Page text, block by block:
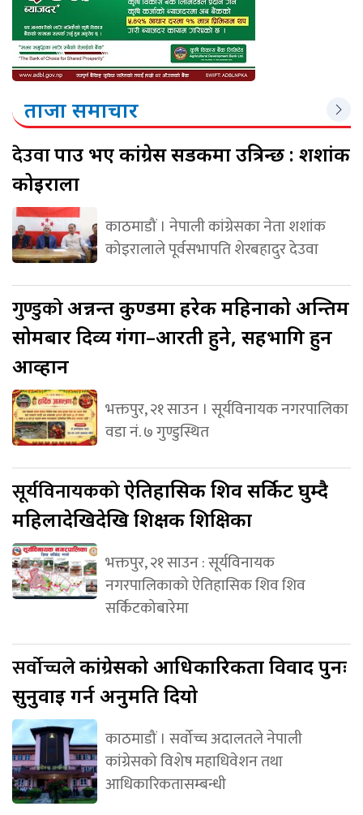
ताजा समाचार
देउवापक्राउ भए कांग्रेस सडकमा उत्रिन्छ : शशांक
कोइराला
काठमाडौं । नेपाली कांग्रेसका नेता शशांक
कोइरालाले पूर्वसभापति शेरबहादुर देउवा
गुण्डुकोअन्नन्त कुण्डमा हरेक महिनाको अन्तिम
सोमबार दिव्य गंगा–आरती हुने, सहभागि हुन
आव्हान
भक्तपुर, २१ साउन । सूर्यविनायक नगरपालिका
वडा नं. ७ गुण्डुस्थित
सूर्यविनायककोऐतिहासिक शिव सर्किट घुम्दै
महिलादेखिदेखि शिक्षक शिक्षिका
भक्तपुर, २१ साउन : सूर्यविनायक
नगरपालिकाको ऐतिहासिक शिव शिव
सर्किटकोबारेमा
सर्वोच्चलेकांग्रेसको आधिकारिकता विवाद पुनः
सुनुवाइ गर्न अनुमति दियो
काठमाडौं । सर्वोच्च अदालतले नेपाली
कांग्रेसको विशेष महाधिवेशन तथा
आधिकारिकतासम्बन्धी